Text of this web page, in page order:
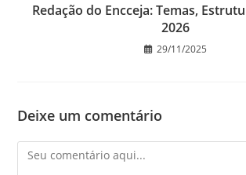
Redação do Encceja: Temas,
2026
29/11/2025
Deixe um comentário
Comentário